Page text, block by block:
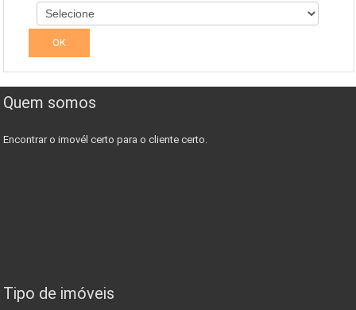
Quem somos
Encontrar o imovél certo para o cliente certo.
Tipo de imóveis